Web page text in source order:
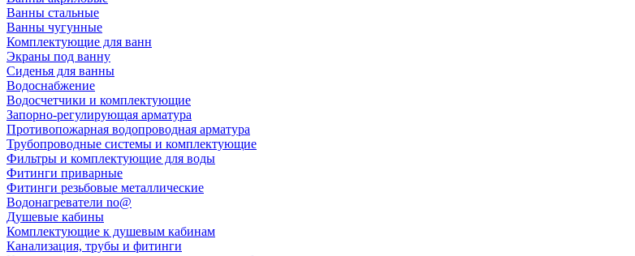
Ванны стальные
Ванны чугунные
Комплектующие для ванн
Экраны под ванну
Сиденья для ванны
Водоснабжение
Водосчетчики и комплектующие
Запорно-регулирующая арматура
Противопожарная водопроводная арматура
Трубопроводные системы и комплектующие
Фильтры и комплектующие для воды
Фитинги приварные
Фитинги резьбовые металлические
Водонагреватели no@
Душевые кабины
Комплектующие к душевым кабинам
Канализация, трубы и фитинги